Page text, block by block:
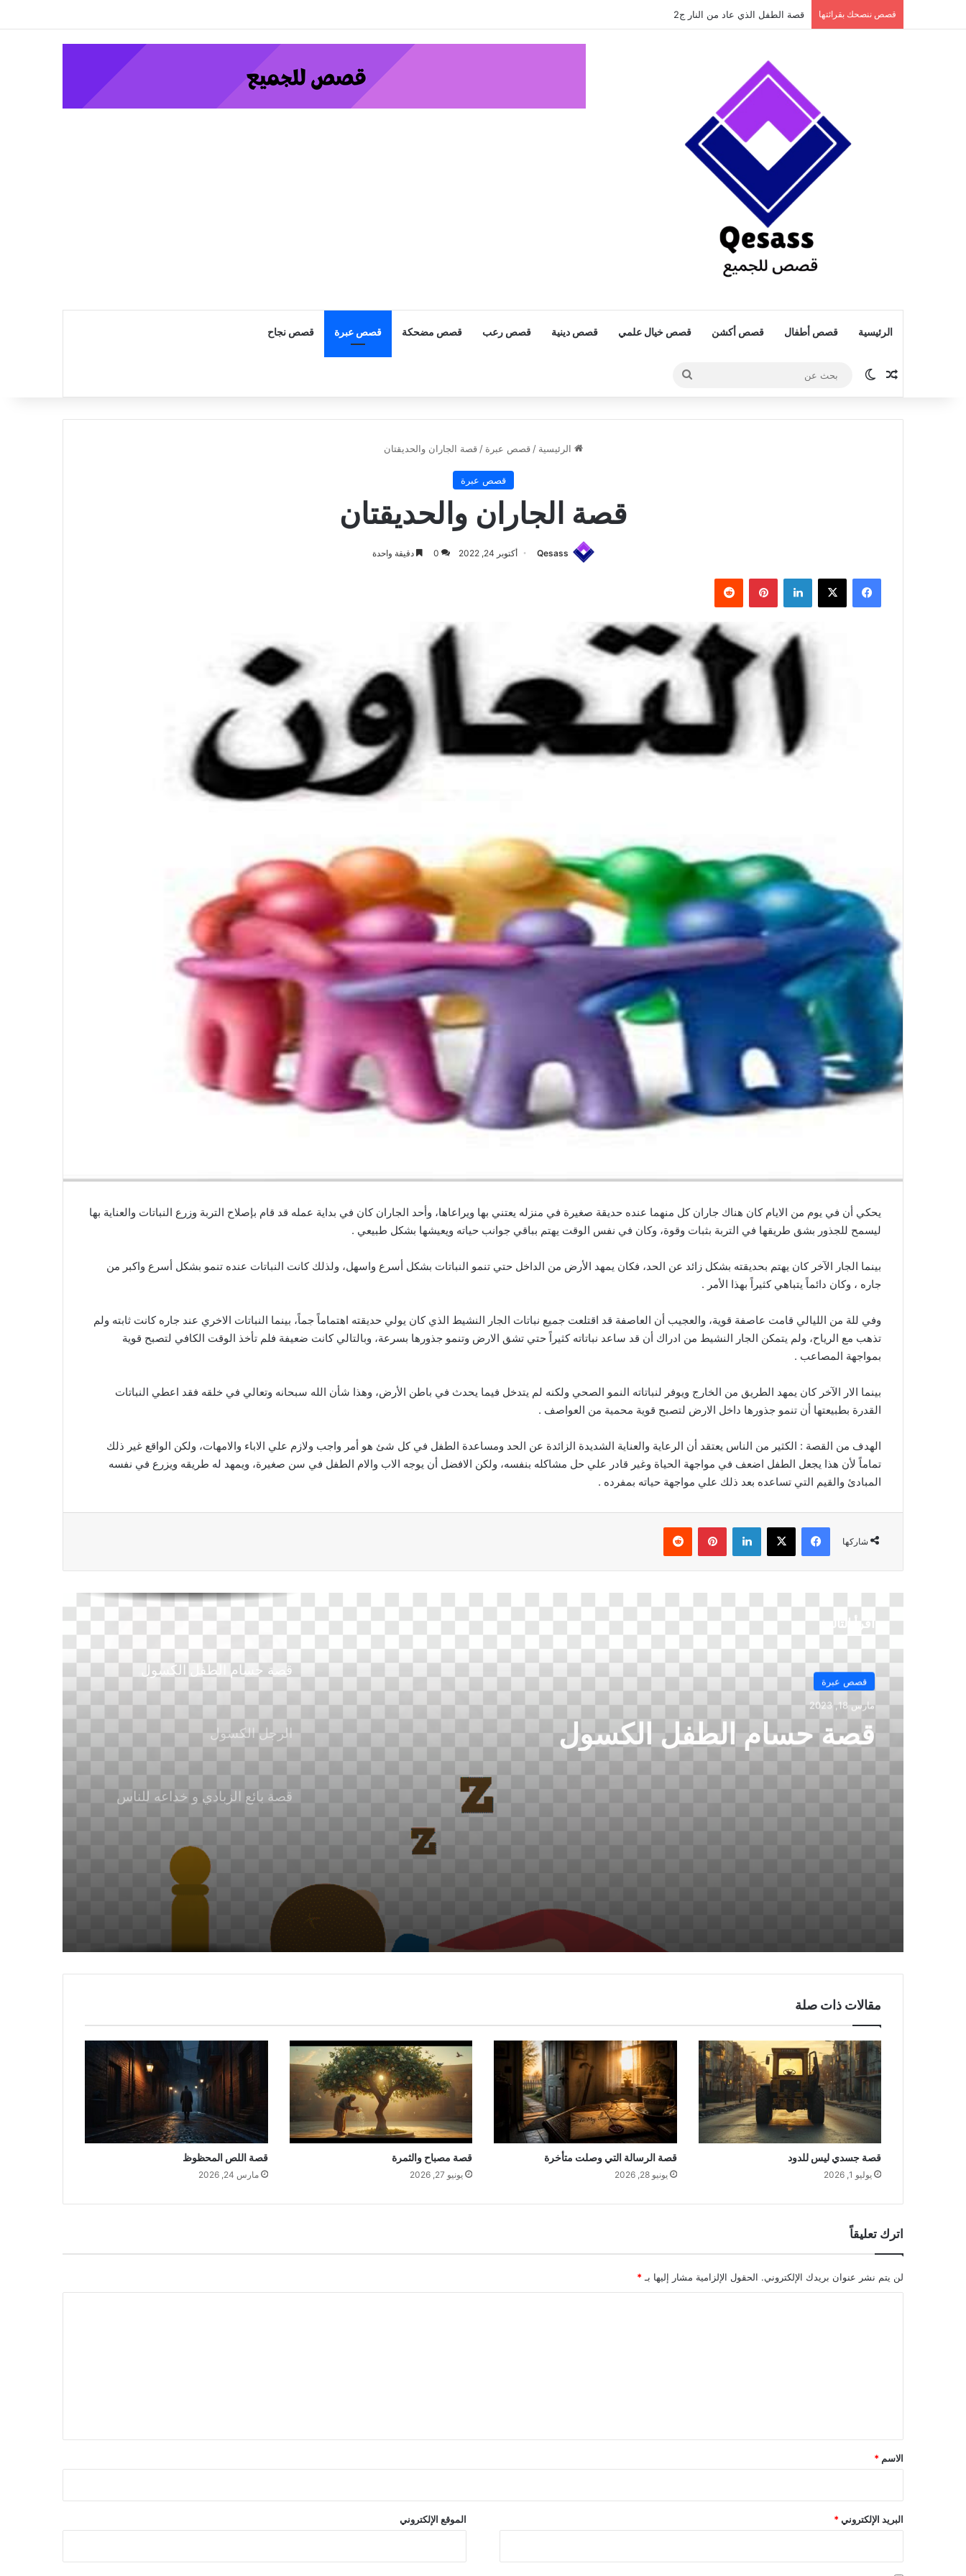
قصص ننصحك بقرائتها قصة بائع الأرصفة الذي بنى أكبر دار نشر
الرئيسية قصص أطفال قصص أكشن قصص خيال علمي قصص دينية قصص رعب قصص مضحكة قصص عبرة قصص نجاح
مقال عشوائي
الوضع المظلم
بحث
عن
الرئيسية / قصص عبرة / قصة الجاران والحديقتان
قصص عبرة
قصة الجاران والحديقتان
Qesass أكتوبر 24, 2022 0 دقيقة واحدة
فيسبوك ‫X لينكدإن بينتيريست
يحكي أن في يوم من الايام كان هناك جاران كل منهما عنده حديقة صغيرة في منزله يعتني بها ويراعاها، وأحد الجاران كان في بداية عمله قد قام بإصلاح التربة وزرع النباتات والعناية بها
ليسمح للجذور بشق طريقها في التربة بثبات وقوة، وكان في نفس الوقت يهتم بباقي جوانب حياته ويعيشها بشكل طبيعي .
بينما الجار الآخر كان يهتم بحديقته بشكل زائد عن الحد، فكان يمهد الأرض من الداخل حتي تنمو النباتات بشكل أسرع واسهل، ولذلك كانت النباتات عنده تنمو بشكل أسرع واكبر من
جاره ، وكان دائماً يتباهي كثيراً بهذا الأمر .
وفي للة من الليالي قامت عاصفة قوية، والعجيب أن العاصفة قد اقتلعت جميع نباتات الجار النشيط الذي كان يولي حديقته اهتماماً جماً، بينما النباتات الاخري عند جاره كانت ثابته ولم
تذهب مع الرياح، ولم يتمكن الجار النشيط من ادراك أن قد ساعد نباتاته كثيراً حتي تشق الارض وتنمو جذورها بسرعة، وبالتالي كانت ضعيفة فلم تأخذ الوقت الكافي لتصبح قوية
بمواجهة المصاعب .
بينما الار الآخر كان يمهد الطريق من الخارج ويوفر لنباتاته النمو الصحي ولكنه لم يتدخل فيما يحدث في باطن الأرض، وهذا شأن الله سبحانه وتعالي في خلقه فقد اعطي النباتات
القدرة بطبيعتها أن تنمو جذورها داخل الارض لتصبح قوية محمية من العواصف .
الهدف من القصة : الكثير من الناس يعتقد أن الرعاية والعناية الشديدة الزائدة عن الحد ومساعدة الطفل في كل شئ هو أمر واجب ولازم علي الاباء والامهات، ولكن الواقع غير ذلك
تماماً لأن هذا يجعل الطفل اضعف في مواجهة الحياة وغير قادر علي حل مشاكله بنفسه، ولكن الافضل أن يوجه الاب والام الطفل في سن صغيرة، ويمهد له طريقه ويزرع في نفسه
المبادئ والقيم التي تساعده بعد ذلك علي مواجهة حياته بمفرده .
شاركها
فيسبوك ‫X لينكدإن بينتيريست
أقرأ التالي
قصص عبرة
أكتوبر 11, 2022
الرجل الكسول
قصة حسام الطفل الكسول
الرجل الكسول
قصة بائع الزبادي و خداعه للناس
مقالات ذات صلة
قصة جسدي ليس للدود
يوليو 1, 2026
قصة الرسالة التي وصلت متأخرة
يونيو 28, 2026
قصة مصباح والثمرة
يونيو 27, 2026
قصة اللص المحظوظ
مارس 24, 2026
اترك تعليقاً
لن يتم نشر عنوان بريدك الإلكتروني. الحقول الإلزامية مشار إليها بـ *
*
الاسم *
البريد الإلكتروني* الموقع الإلكتروني